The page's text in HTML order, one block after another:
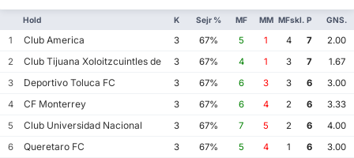
Hold K Sejr % MF MM MFskl. P GNS.
1 Club America 3 67% 5 1 4 7
2.00
2
Club Tijuana Xoloitzcuintles de Caliente
3 67% 4 1 3 7
1.67
3
Deportivo Toluca FC 3 67% 6 3 3 6
3.00
4
CF Monterrey 3 67% 6 4 2 6
3.33
5
Club Universidad Nacional 3 67% 7 5 2 6
4.00
6
Queretaro FC 3 67% 5 4 1 6
3.00